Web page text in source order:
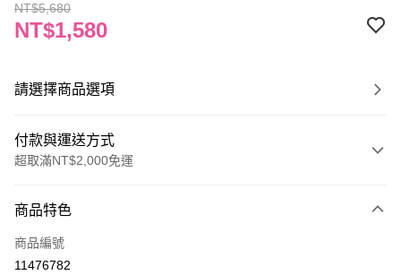
NT$5,680
NT$1,580
請選擇商品選項
付款與運送方式
超取滿NT$2,000免運
信用卡一次付款
信用卡分期付款
商品特色
商品編號
11476782